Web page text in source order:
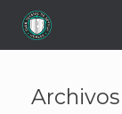
contenido